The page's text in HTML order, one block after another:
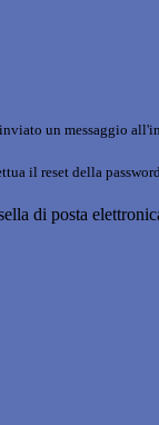
un messaggio
il reset della
di posta